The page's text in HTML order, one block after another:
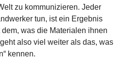
zu kommunizieren. Jeder
tun, ist ein Ergebnis
was die Materialen ihnen
also viel weiter als das, was
kennen.